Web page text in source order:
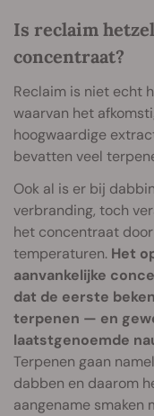
Is reclaim
concentraat?
Reclaim is niet echt
waarvan het
hoogwaardige
bevatten veel
Ook al is er bij
verbranding, toch
het concentraat
temperaturen. Het
aanvankelijke
dat de eerste
terpenen — en
laatstgenoemde
Terpenen gaan
dabben en daarom
aangename smaken